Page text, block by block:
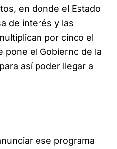
en donde el Estado
de interés y las
por cinco el
pone el Gobierno de la
así poder llegar a
ese programa